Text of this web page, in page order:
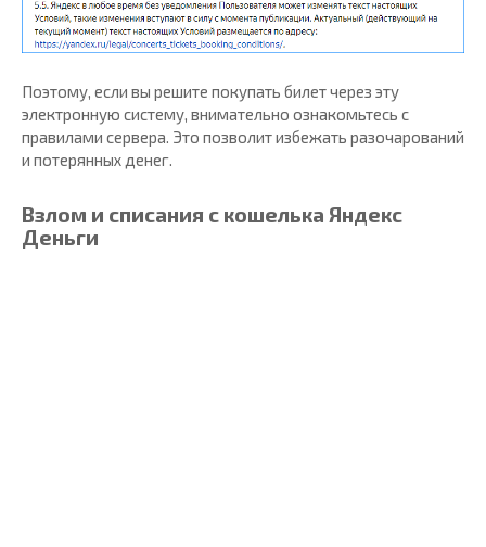
Поэтому, если вы решите покупать билет через эту
электронную систему, внимательно ознакомьтесь с
правилами сервера. Это позволит избежать разочарований
и потерянных денег.
Взлом и списания с кошелька Яндекс
Деньги